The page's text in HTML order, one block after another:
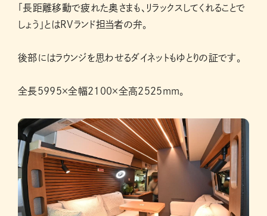
「長距離移動で疲れた奥さまも、リラックスしてくれることで
しょう」とはRVランド担当者の弁。
後部にはラウンジを思わせるダイネットもゆとりの証です。
全長5995×全幅2100×全高2525mm。